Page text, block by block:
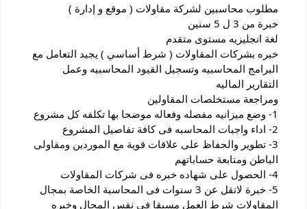
مطلوب محاسبين لشركة مقاولات ( موقع و إدارة )
خبرة من 3 ل 5 سنين
لغة انجليزيه مستوى متقدم
خبره بشركات المقاولات ( شرط أساسي ) يجيد التعامل مع
البرامج المحاسبيه وتسجيل القيود المحاسبيه وعمل
التقارير الماليه
ومراجعة مستخلصات المقاولين
1- وضع ميزانيه مفصله وفعاله موضحا بها تكلفه كل مشروع
2- اداء واجبات المحاسبه فى كافة تفاصيل المشروع
3- تطوير والحفاظ على علاقات قوية مع الموردين ومقاولى
الباطن ومتابعة حساباتهم
4- الحصول على شهاده خبره فى شركات المقاولات
5- خبرة لاتقل عن 3 سنوات فى المحاسبة الخاصة بمجال
المقاولات شرط العمل مسبقا في نفس المجال وخبره